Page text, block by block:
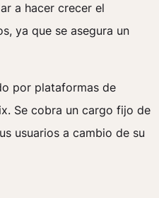
a hacer crecer el
ya que se asegura un
por plataformas de
Se cobra un cargo fijo de
usuarios a cambio de su